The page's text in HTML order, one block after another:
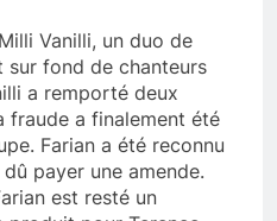
Vanilli, un duo de
sur fond de chanteurs
a remporté deux
fraude a finalement été
Farian a été reconnu
payer une amende.
est resté un